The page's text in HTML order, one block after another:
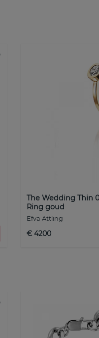
The Wedding Thin
Ring goud
Efva Attling
€ 4200